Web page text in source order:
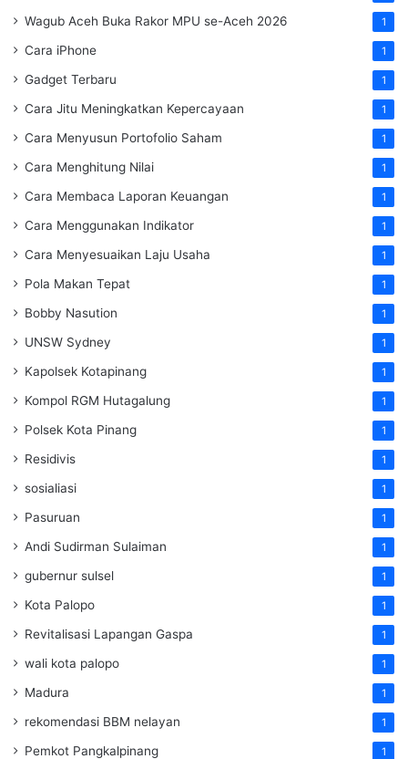
Wagub Aceh Buka Rakor MPU se-Aceh 2026 1
Cara iPhone 1
Gadget Terbaru 1
Cara Jitu Meningkatkan Kepercayaan 1
Cara Menyusun Portofolio Saham 1
Cara Menghitung Nilai 1
Cara Membaca Laporan Keuangan 1
Cara Menggunakan Indikator 1
Cara Menyesuaikan Laju Usaha 1
Pola Makan Tepat 1
Bobby Nasution 1
UNSW Sydney 1
Kapolsek Kotapinang 1
Kompol RGM Hutagalung 1
Polsek Kota Pinang 1
Residivis 1
sosialiasi 1
Pasuruan 1
Andi Sudirman Sulaiman 1
gubernur sulsel 1
Kota Palopo 1
Revitalisasi Lapangan Gaspa 1
wali kota palopo 1
Madura 1
rekomendasi BBM nelayan 1
Pemkot Pangkalpinang 1